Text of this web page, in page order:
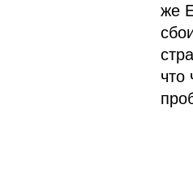
же
что